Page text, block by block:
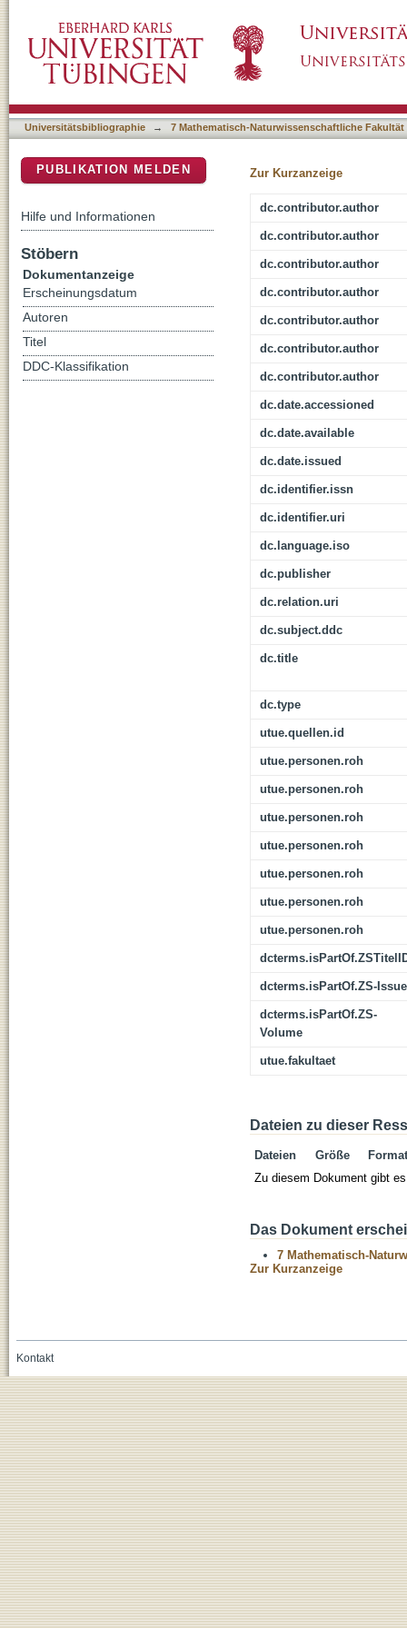
Universitätsbibliographie → 7 Mathematisch-Naturwissenschaftliche Fakultät
Zur Kurzanzeige
dc.contributor.author
dc.contributor.author
dc.contributor.author
dc.contributor.author
dc.contributor.author
dc.contributor.author
dc.contributor.author
dc.date.accessioned
dc.date.available
dc.date.issued
dc.identifier.issn
dc.identifier.uri
dc.language.iso
dc.publisher
dc.relation.uri
dc.subject.ddc
dc.title
dc.type
utue.quellen.id
utue.personen.roh
utue.personen.roh
utue.personen.roh
utue.personen.roh
utue.personen.roh
utue.personen.roh
utue.personen.roh
dcterms.isPartOf.ZS-Issue
dcterms.isPartOf.ZS-
Volume
utue.fakultaet
Dateien zu dieser
Dateien Größe
Format
Zu diesem Dokument gibt
Das Dokument
7 Mathematisch-
Zur Kurzanzeige
PUBLIKATION MELDEN
Hilfe und Informationen
Stöbern
Dokumentanzeige
Erscheinungsdatum
Autoren
Titel
DDC-Klassifikation
Kontakt